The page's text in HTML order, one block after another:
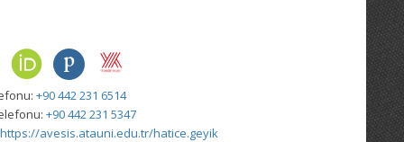
+90 442 231 6514
+90 442 231 5347
https://avesis.atauni.edu.tr/hatice.geyik